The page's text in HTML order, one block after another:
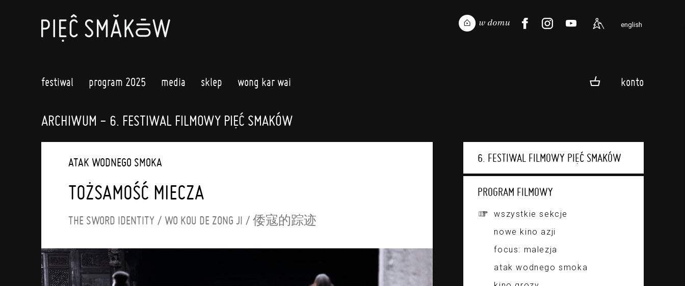
english
festiwal program 2025 media sklep wong kar wai konto
ARCHIWUM - 6. FESTIWAL FILMOWY PIĘĆ SMAKÓW
6. FESTIWAL FILMOWY PIĘĆ SMAKÓW
PROGRAM FILMOWY
wszystkie sekcje
nowe kino azji
focus: malezja
atak wodnego smoka
ATAK WODNEGO SMOKA
TOŻSAMOŚĆ MIECZA
THE SWORD IDENTITY / WO KOU DE ZONG JI / 倭寇的踪迹